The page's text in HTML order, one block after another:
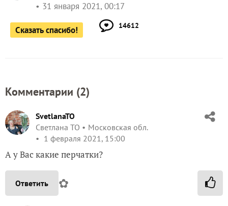
31 января 2021, 00:17
Сказать спасибо! 14612
Комментарии (2)
SvetlanaTO
Светлана ТО
Московская обл.
1 февраля 2021, 15:00
А у Вас какие перчатки?
Ответить ✿